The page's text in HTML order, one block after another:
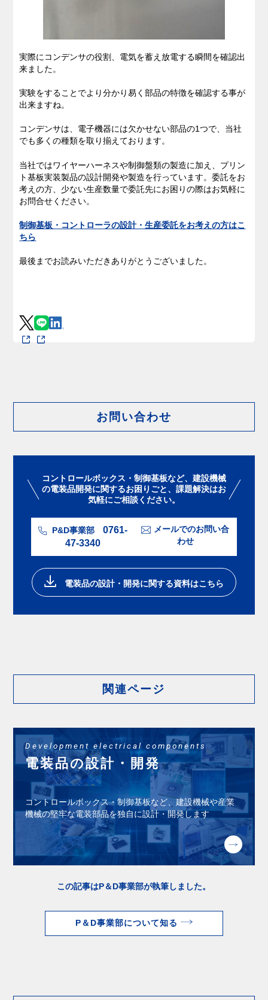
実際にコンデンサの役割、電気を蓄え放電する瞬間を確認出
来ました。
実験をすることでより分かり易く部品の特徴を確認する事が
出来ますね。
コンデンサは、電子機器には欠かせない部品の1つで、当社
でも多くの種類を取り揃えております。
当社ではワイヤーハーネスや制御盤類の製造に加え、プリン
ト基板実装製品の設計開発や製造を行っています。委託をお
考えの方、少ない生産数量で委託先にお困りの際はお気軽に
お問合せください。
制御基板・コントローラの設計・生産委託をお考えの方はこ
ちら
最後までお読みいただきありがとうございました。
お問い合わせ
コントロールボックス・制御基板など、建設機械
の電装品開発に関するお困りごと、課題解決はお
気軽にご相談ください。
P&D事業部
0761-
47-3340
メールでのお問い合
わせ
電装品の設計・開発に関する資料はこちら
関連ページ
Development electrical components
電装品の設計・開発
コントロールボックス・制御基板など、建設機械や産業
機械の堅牢な電装部品を独⾃に設計・開発します
この記事はP＆D事業部が執筆しました。
P＆D事業部について知る